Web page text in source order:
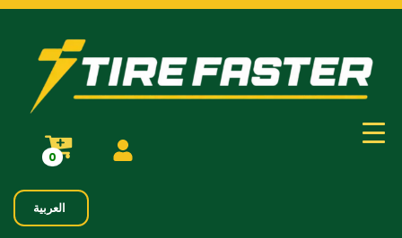
0
العربية